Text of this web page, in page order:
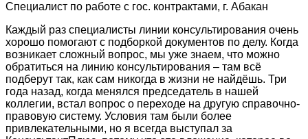
Специалист по работе с гос. контрактами, г. Абакан
Каждый раз специалисты линии консультирования очень
хорошо помогают с подборкой документов по делу. Когда
возникает сложный вопрос, мы уже знаем, что можно
обратиться на линию консультирования – там всё
подберут так, как сам никогда в жизни не найдёшь. Три
года назад, когда менялся председатель в нашей
коллегии, встал вопрос о переходе на другую справочно-
правовую систему. Условия там были более
привлекательными, но я всегда выступал за